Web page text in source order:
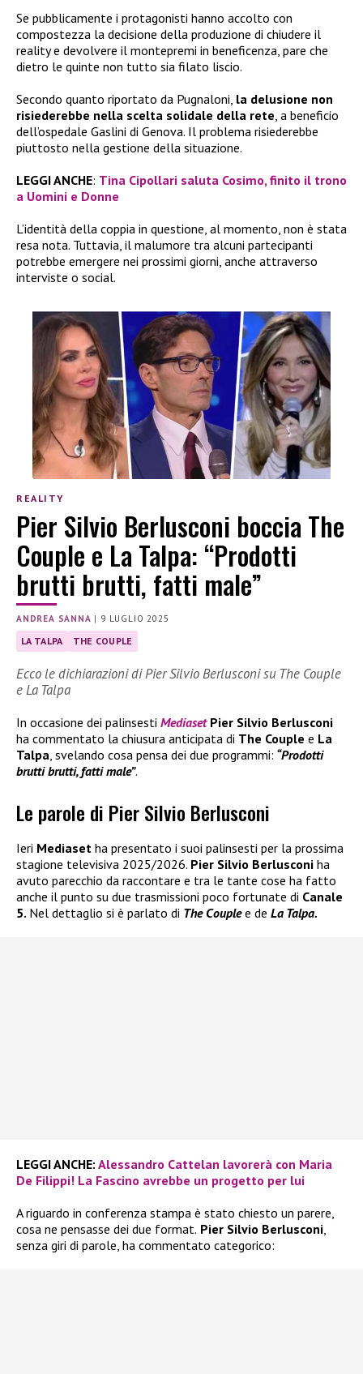
Se pubblicamente i protagonisti hanno accolto con
compostezza la decisione della produzione di chiudere il
reality e devolvere il montepremi in beneficenza, pare che
dietro le quinte non tutto sia filato liscio.
Secondo quanto riportato da Pugnaloni, la delusione non
risiederebbe nella scelta solidale della rete , a beneficio
dell’ospedale Gaslini di Genova. Il problema risiederebbe
piuttosto nella gestione della situazione.
LEGGI ANCHE: Tina Cipollari saluta Cosimo, finito il trono
a Uomini e Donne
L’identità della coppia in questione, al momento, non è stata
resa nota. Tuttavia, il malumore tra alcuni partecipanti
potrebbe emergere nei prossimi giorni, anche attraverso
interviste o social.
REALITY
Pier Silvio Berlusconi boccia The
Couple e La Talpa: “Prodotti
brutti brutti, fatti male”
ANDREA SANNA | 9 LUGLIO 2025
LA TALPA THE COUPLE
Ecco le dichiarazioni di Pier Silvio Berlusconi su The Couple
e La Talpa
In occasione dei palinsesti Mediaset Pier Silvio Berlusconi
ha commentato la chiusura anticipata di The Couple e La
Talpa, svelando cosa pensa dei due programmi: “Prodotti
brutti brutti, fatti male”.
Le parole di Pier Silvio Berlusconi
Ieri Mediaset ha presentato i suoi palinsesti per la prossima
stagione televisiva 2025/2026. Pier Silvio Berlusconi ha
avuto parecchio da raccontare e tra le tante cose ha fatto
anche il punto su due trasmissioni poco fortunate di Canale
5. Nel dettaglio si è parlato di The Couplee de La Talpa.
LEGGI ANCHE: Alessandro Cattelan lavorerà con Maria
De Filippi! La Fascino avrebbe un progetto per lui
A riguardo in conferenza stampa è stato chiesto un parere,
cosa ne pensasse dei due format. Pier Silvio Berlusconi
senza giri di parole, ha commentato categorico: